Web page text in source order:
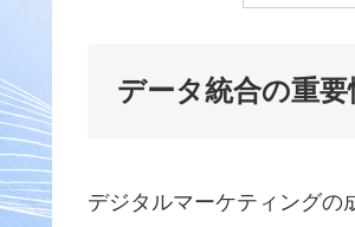
データ統合の重
デジタルマーケティングの